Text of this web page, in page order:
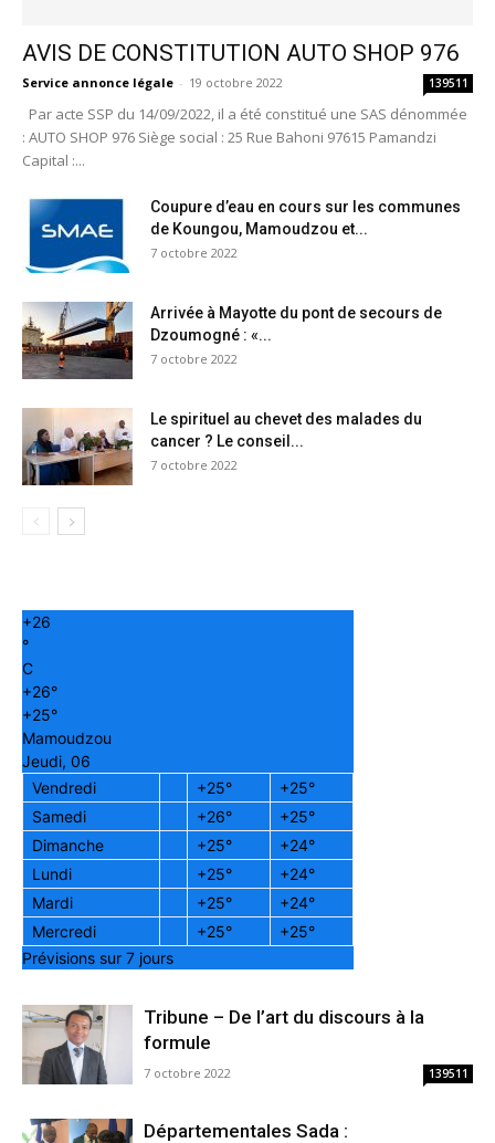
AVIS DE CONSTITUTION AUTO SHOP 976
Service annonce légale - 19 octobre 2022 139511
Par acte SSP du 14/09/2022, il a été constitué une SAS dénommée
: AUTO SHOP 976 Siège social : 25 Rue Bahoni 97615 Pamandzi
Capital :...
Coupure d’eau en cours sur les communes
de Koungou, Mamoudzou et...
7 octobre 2022
Arrivée à Mayotte du pont de secours de
Dzoumogné : «...
7 octobre 2022
Le spirituel au chevet des malades du
cancer ? Le conseil...
7 octobre 2022
+26
°
C
+26°
+25°
Mamoudzou
Jeudi, 06
Vendredi
+25° +25°
Samedi
+26° +25°
Dimanche
+25° +24°
Lundi
+25° +24°
Mardi
+25° +24°
Mercredi
+25° +25°
Prévisions sur 7 jours
Tribune – De l’art du discours à la
formule
7 octobre 2022 139511
Départementales Sada :